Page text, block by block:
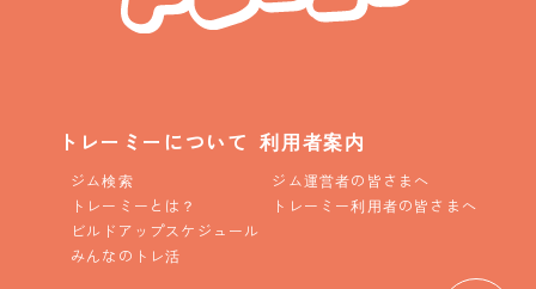
トレーミーについて
ジム検索
トレーミーとは？
ビルドアップスケジュール
みんなのトレ活
利用者案内
ジム運営者の皆さまへ
トレーミー利用者の皆さまへ